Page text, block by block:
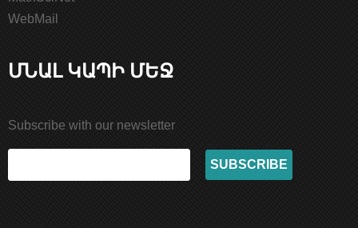
WebMail
ՄՆԱԼ ԿԱՊԻ ՄԵՋ
Subscribe with our newsletter